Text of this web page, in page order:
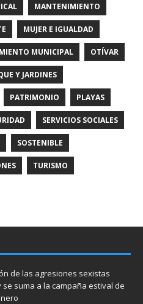
MANTENIMIENTO
MUJER E IGUALDAD
MUNICIPAL OTÍVAR
Y JARDINES
PATRIMONIO PLAYAS
SERVICIOS SOCIALES
SOSTENIBLE
TURISMO
de las agresiones sexistas
suma a la campaña estival de